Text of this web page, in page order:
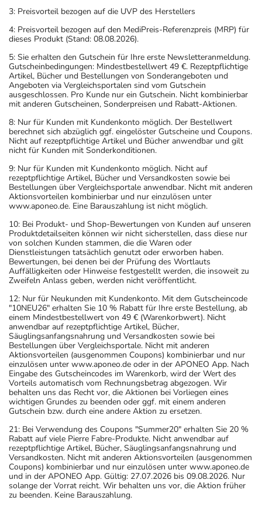
3: Preisvorteil bezogen auf die UVP des Herstellers
4: Preisvorteil bezogen auf den MediPreis-Referenzpreis (MRP) für
dieses Produkt (Stand: 08.08.2026).
5: Sie erhalten den Gutschein für Ihre erste Newsletteranmeldung.
Gutscheinbedingungen: Mindestbestellwert 49 €. Rezeptpflichtige
Artikel, Bücher und Bestellungen von Sonderangeboten und
Angeboten via Vergleichsportalen sind vom Gutschein
ausgeschlossen. Pro Kunde nur ein Gutschein. Nicht kombinierbar
mit anderen Gutscheinen, Sonderpreisen und Rabatt-Aktionen.
8: Nur für Kunden mit Kundenkonto möglich. Der Bestellwert
berechnet sich abzüglich ggf. eingelöster Gutscheine und Coupons.
Nicht auf rezeptpflichtige Artikel und Bücher anwendbar und gilt
nicht für Kunden mit Sonderkonditionen.
9: Nur für Kunden mit Kundenkonto möglich. Nicht auf
rezeptpflichtige Artikel, Bücher und Versandkosten sowie bei
Bestellungen über Vergleichsportale anwendbar. Nicht mit anderen
Aktionsvorteilen kombinierbar und nur einzulösen unter
www.aponeo.de. Eine Barauszahlung ist nicht möglich.
10: Bei Produkt- und Shop-Bewertungen von Kunden auf unseren
Produktdetailseiten können wir nicht sicherstellen, dass diese nur
von solchen Kunden stammen, die die Waren oder
Dienstleistungen tatsächlich genutzt oder erworben haben.
Bewertungen, bei denen bei der Prüfung des Wortlauts
Auffälligkeiten oder Hinweise festgestellt werden, die insoweit zu
Zweifeln Anlass geben, werden nicht veröffentlicht.
12: Nur für Neukunden mit Kundenkonto. Mit dem Gutscheincode
"10NEU26" erhalten Sie 10 % Rabatt für Ihre erste Bestellung, ab
einem Mindestbestellwert von 49 € (Warenkorbwert). Nicht
anwendbar auf rezeptpflichtige Artikel, Bücher,
Säuglingsanfangsnahrung und Versandkosten sowie bei
Bestellungen über Vergleichsportale. Nicht mit anderen
Aktionsvorteilen (ausgenommen Coupons) kombinierbar und nur
einzulösen unter www.aponeo.de oder in der APONEO App. Nach
Eingabe des Gutscheincodes im Warenkorb, wird der Wert des
Vorteils automatisch vom Rechnungsbetrag abgezogen. Wir
behalten uns das Recht vor, die Aktionen bei Vorliegen eines
wichtigen Grundes zu beenden oder ggf. mit einem anderen
Gutschein bzw. durch eine andere Aktion zu ersetzen.
21: Bei Verwendung des Coupons "Summer20" erhalten Sie 20 %
Rabatt auf viele Pierre Fabre-Produkte. Nicht anwendbar auf
rezeptpflichtige Artikel, Bücher, Säuglingsanfangsnahrung und
Versandkosten. Nicht mit anderen Aktionsvorteilen (ausgenommen
Coupons) kombinierbar und nur einzulösen unter www.aponeo.de
und in der APONEO App. Gültig: 27.07.2026 bis 09.08.2026. Nur
solange der Vorrat reicht. Wir behalten uns vor, die Aktion früher
zu beenden. Keine Barauszahlung.